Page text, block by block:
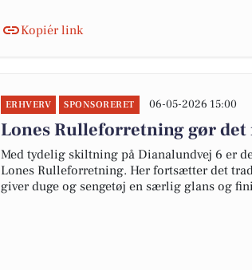
Kopiér link
ERHVERV SPONSORERET 06-05-2026 15:00
Lones Rulleforretning gør det
Med tydelig skiltning på Dianalundvej 6 er
Lones Rulleforretning. Her fortsætter det
giver duge og sengetøj en særlig glans og